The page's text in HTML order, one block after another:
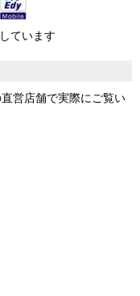
ています
営店舗で実際にご覧い